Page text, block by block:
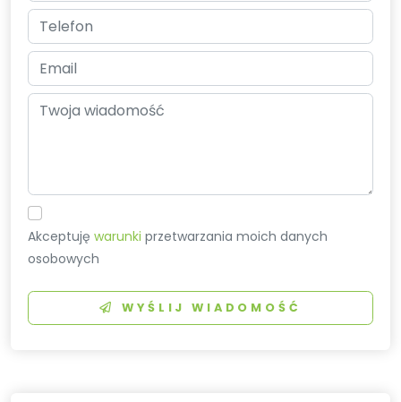
Akceptujęwarunki przetwarzania moich danych
osobowych
WYŚLIJ WIADOMOŚĆ